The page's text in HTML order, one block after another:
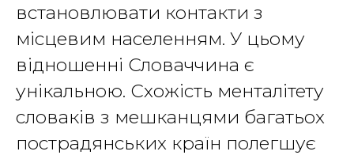
встановлювати контакти з
місцевим населенням. У цьому
відношенні Словаччина є
унікальною. Схожість менталітету
словаків з мешканцями багатьох
пострадянських країн полегшує